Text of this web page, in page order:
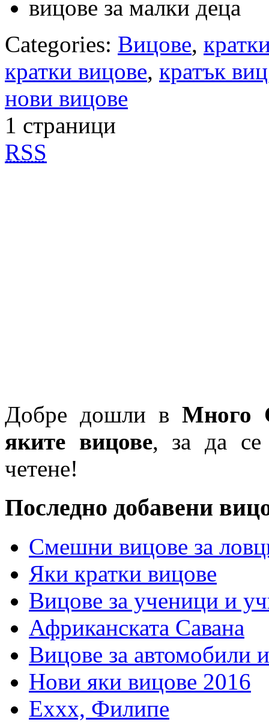
вицове за малки деца
Categories: Вицове,
кратки вицове, кратък виц
нови вицове
1 страници
RSS
Добре дошли в Много
яките вицове, за да се
четене!
Последно добавени
Смешни вицове за
Яки кратки вицове
Вицове за ученици и
Африканската Савана
Вицове за автомобили
Нови яки вицове 2016
Еххх, Филипе